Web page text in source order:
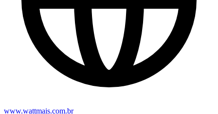
www.wattmais.com.br